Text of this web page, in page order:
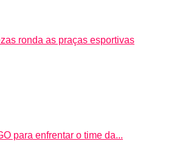
ronda as praças esportivas
para enfrentar o time da...